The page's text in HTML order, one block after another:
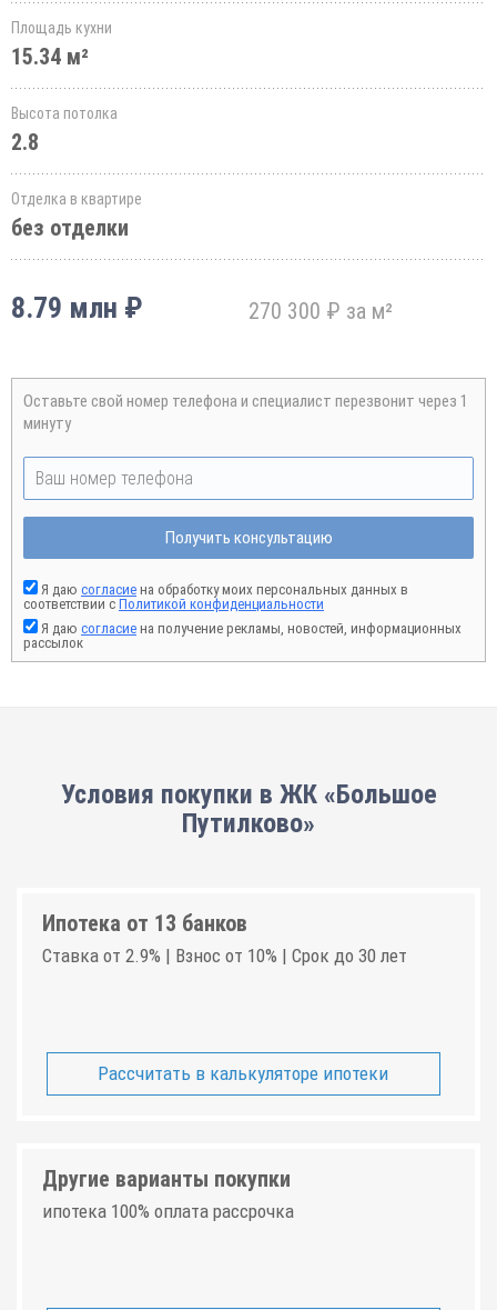
Площадь кухни
15.34 м²
Высота потолка
2.8
Отделка в квартире
без отделки
8.79 млн ₽ 270 300 ₽ за м²
Оставьте свой номер телефона и специалист перезвонит через 1
минуту
Получить консультацию
Я даю согласие на обработку моих персональных данных в
соответствии с Политикой конфиденциальности
Я даю согласие на получение рекламы, новостей, информационных
рассылок
Условия покупки в ЖК «Большое
Путилково»
Ипотека от 13 банков
Ставка от 2.9% | Взнос от 10% | Срок до 30 лет
Рассчитать в калькуляторе ипотеки
Другие варианты покупки
ипотека 100% оплата рассрочка